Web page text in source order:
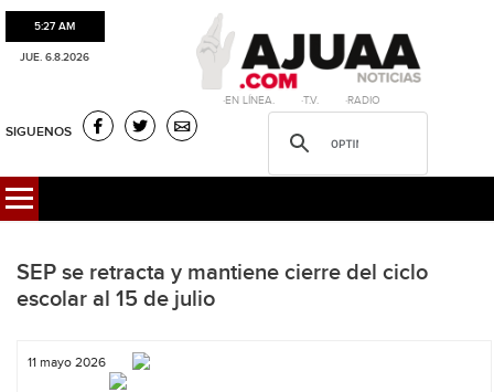
5:27 AM
JUE. 6.8.2026
·EN LÍNEA. ·T.V. ·RADIO
SIGUENOS
SEP se retracta y mantiene cierre del ciclo
escolar al 15 de julio
11 mayo 2026